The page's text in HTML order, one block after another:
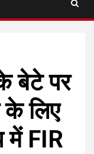
बेटे पर
के लिए
में FIR